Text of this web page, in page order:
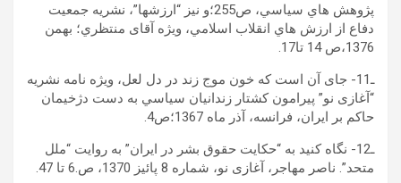
پژوهش هاي سياسي، ص255؛و نيز “ارزشها”، نشريه جمعيت
دفاع از ارزش هاي انقلاب اسلامي، ويژه آقای منتظري؛ بهمن
1376،ص 14 تا17.
ـ11- جای آن است که خون موج زند در دل لعل، ويژه نامه نشريه
“آغازی نو” پيرامون کشتار زندانيان سياسي به دست دژخيمان
حاکم بر ايران، فرانسه، آذر ماه 1367؛ص4.
ـ12- نگاه کنيد به “حکايت حقوق بشر در ايران” به روايت “ملل
متحد”. ناصر مهاجر، آغازی نو، شماره 8 پائيز 1370، ص.6 تا 47.